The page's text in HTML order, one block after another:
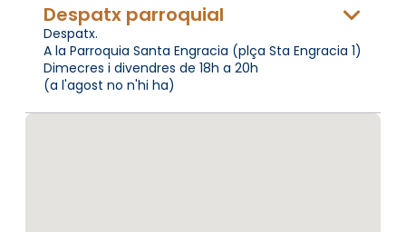
Despatx parroquial
Despatx.
A la Parroquia Santa Engracia (plça Sta Engracia 1)
Dimecres i divendres de 18h a 20h
(a l'agost no n'hi ha)